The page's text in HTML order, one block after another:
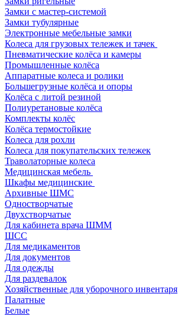
Замки с мастер-системой
Замки тубулярные
Электронные мебельные замки
Колеса для грузовых тележек и тачек
Пневматические колёса и камеры
Промышленные колёса
Аппаратные колеса и ролики
Большегрузные колёса и опоры
Колёса с литой резиной
Полиуретановые колёса
Комплекты колёс
Колёса термостойкие
Колеса для рохли
Колеса для покупательских тележек
Траволаторные колеса
Медицинская мебель
Шкафы медицинские
Архивные ШМС
Одностворчатые
Двухстворчатые
Для кабинета врача ШММ
ШСС
Для медикаментов
Для документов
Для одежды
Для раздевалок
Хозяйственные для уборочного инвентаря
Палатные
Белые